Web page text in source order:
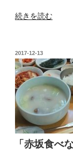
虎
区）】”
の
“手
元
気
の
出
る
腹
ご
し
ら
続きを読む
投
稿
日:
2017-12-13
「赤坂食べ